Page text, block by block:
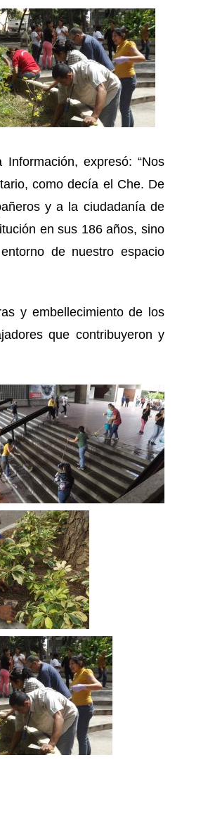
expresó: “Nos
como decía el Che. De
y a la ciudadanía de
en sus 186 años, sino
de nuestro espacio
y embellecimiento de los
que contribuyeron y